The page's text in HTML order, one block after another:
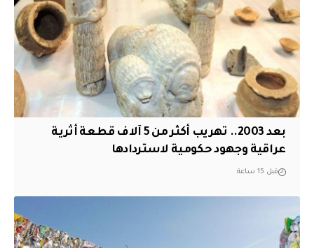
بعد 2003.. تهريب أكثر من 5 آلاف قطعة أثرية
عراقية وجهود حكومية لاستردادها
قبل 15 ساعة